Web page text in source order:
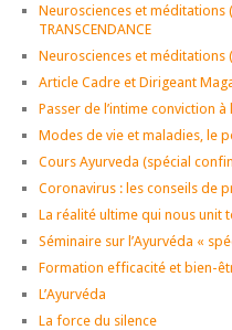
Neurosciences et méditations
TRANSCENDANCE
Neurosciences et méditations
Article Cadre et Dirigeant
Passer de l’intime conviction
Modes de vie et maladies, le
Cours Ayurveda (spécial
Coronavirus : les conseils de
La réalité ultime qui nous unit
Séminaire sur l’Ayurvéda «
Formation efficacité et bien-
L’Ayurvéda
La force du silence